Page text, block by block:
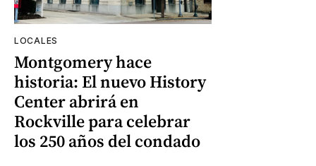
LOCALES
Montgomery hace
historia: El nuevo History
Center abrirá en
Rockville para celebrar
los 250 años del condado